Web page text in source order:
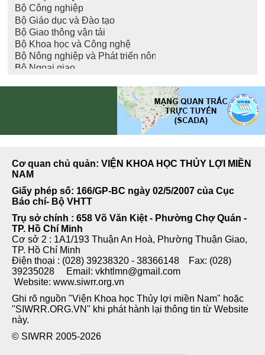
Cơ quan chủ quản: VIỆN KHOA HỌC THỦY LỢI MIỀN
NAM
Giấy phép số: 166/GP-BC ngày 02/5/2007 của Cục
Báo chí- Bộ VHTT
Trụ sở chính : 658 Võ Văn Kiệt - Phường Chợ Quán -
TP. Hồ Chí Minh
Cơ sở 2 : 1A1/193 Thuận An Hoà, Phường Thuận Giao,
TP. Hồ Chí Minh
Điện thoại : (028) 39238320 - 38366148 Fax: (028)
39235028 Email: vkhtlmn@gmail.com
Website: www.siwrr.org.vn
Ghi rõ nguồn "Viện Khoa học Thủy lợi miền Nam" hoặc
"SIWRR.ORG.VN" khi phát hành lại thông tin từ Website
này.
© SIWRR 2005-2026